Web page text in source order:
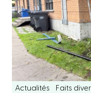
Actualités Faits